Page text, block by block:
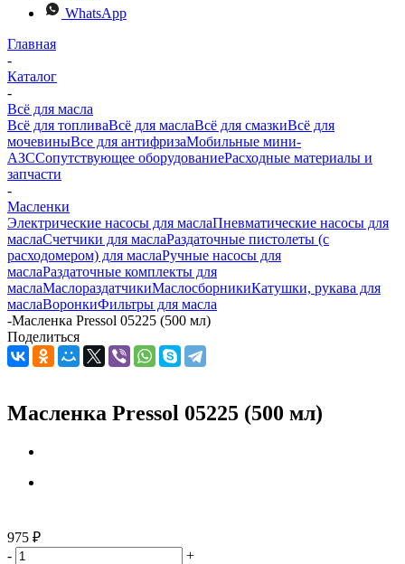
WhatsApp
Главная
-
Каталог
-
Всё для масла
Всё для топливаВсё для маслаВсё для смазкиВсё для
мочевиныВсе для антифризаМобильные мини-
АЗССопутствующее оборудованиеРасходные материалы и
запчасти
-
Масленки
Электрические насосы для маслаПневматические насосы для
маслаСчетчики для маслаРаздаточные пистолеты (с
расходомером) для маслаРучные насосы для
маслаРаздаточные комплекты для
маслаМаслораздатчикиМаслосборникиКатушки, рукава для
маслаВоронкиФильтры для масла
-Масленка Pressol 05225 (500 мл)
Поделиться
Масленка Pressol 05225 (500 мл)
975 ₽
-
+